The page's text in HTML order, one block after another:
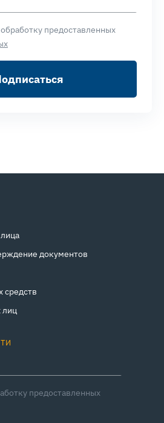
предоставленных
документов
средств
лиц
предоставленных